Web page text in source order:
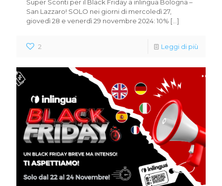
Super Sconti per il Black Friday a inlingua Bologna –
San Lazzaro! SOLO nei giorni di mercoledì 27,
giovedì 28 e venerdì 29 novembre 2024: 10% […]
2 Leggi di più